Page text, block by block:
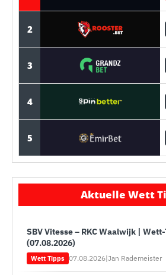
2
3
4
5
Aktuelle Wett
SBV Vitesse – RKC Waalwijk |
(07.08.2026)
Wett Tipps 07.08.2026|Jan Rademeister